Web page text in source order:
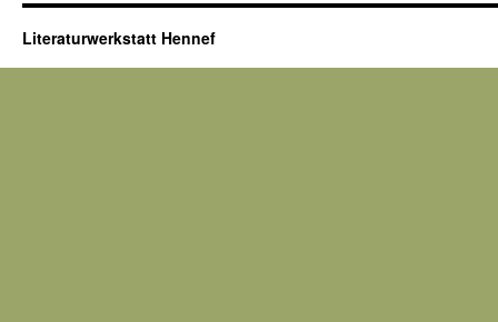
Literaturwerkstatt Hennef